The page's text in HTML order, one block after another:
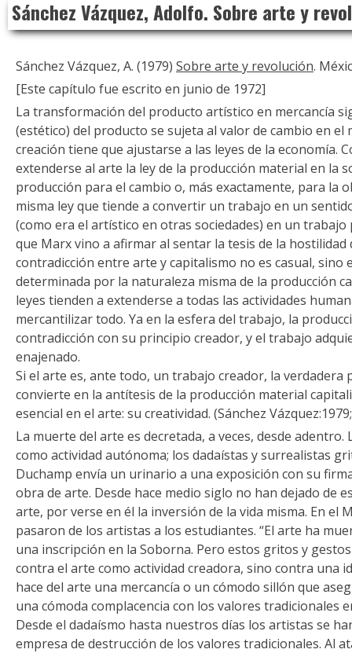
content
Sánchez Vázquez, Adolfo. Sobre arte y
Sánchez Vázquez, A. (1979) Sobre arte y revolución.
[Este capítulo fue escrito en junio de 1972]
La transformación del producto artístico en mercancía
(estético) del producto se sujeta al valor de cambio en el
creación tiene que ajustarse a las leyes de la economía.
extenderse al arte la ley de la producción material en la
producción para el cambio o, más exactamente, para la
misma ley que tiende a convertir un trabajo en un
(como era el artístico en otras sociedades) en un
que Marx vino a afirmar al sentar la tesis de la hostilidad
contradicción entre arte y capitalismo no es casual, sino
determinada por la naturaleza misma de la producción
leyes tienden a extenderse a todas las actividades
mercantilizar todo. Ya en la esfera del trabajo, la
contradicción con su principio creador, y el trabajo
enajenado.
Si el arte es, ante todo, un trabajo creador, la verdadera
convierte en la antítesis de la producción material
esencial en el arte: su creatividad. (Sánchez
La muerte del arte es decretada, a veces, desde
como actividad autónoma; los dadaístas y surrealistas
Duchamp envía un urinario a una exposición con su
obra de arte. Desde hace medio siglo no han dejado de
arte, por verse en él la inversión de la vida misma. En el
pasaron de los artistas a los estudiantes. “El arte ha
una inscripción en la Soborna. Pero estos gritos y
contra el arte como actividad creadora, sino contra una
hace del arte una mercancía o un cómodo sillón que
una cómoda complacencia con los valores tradicionales
Desde el dadaísmo hasta nuestros días los artistas se
empresa de destrucción de los valores tradicionales. Al